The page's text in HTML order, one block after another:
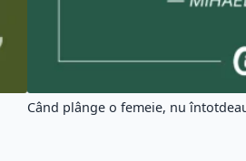
Când plânge o femeie, nu